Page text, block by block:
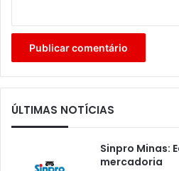
ÚLTIMAS NOTÍCIAS
Sinpro Minas:
mercadoria